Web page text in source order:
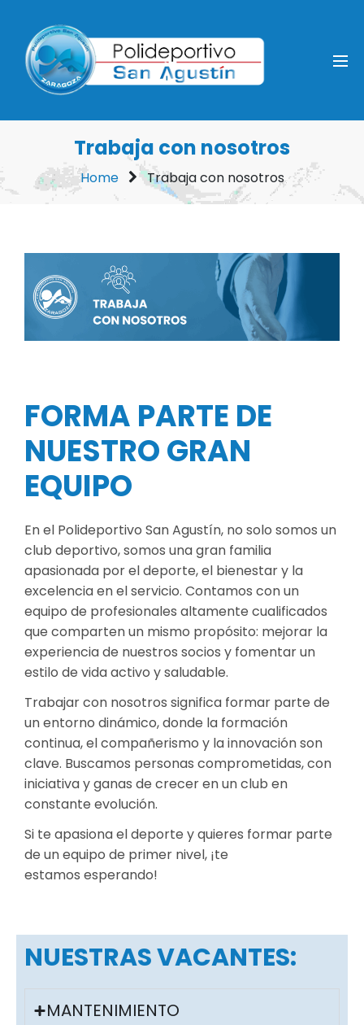
Trabaja con nosotros
Home Trabaja con nosotros
FORMA PARTE DE
NUESTRO GRAN
EQUIPO
En el Polideportivo San Agustín, no solo somos un
club deportivo, somos una gran familia
apasionada por el deporte, el bienestar y la
excelencia en el servicio. Contamos con un
equipo de profesionales altamente cualificados
que comparten un mismo propósito: mejorar la
experiencia de nuestros socios y fomentar un
estilo de vida activo y saludable.
Trabajar con nosotros significa formar parte de
un entorno dinámico, donde la formación
continua, el compañerismo y la innovación son
clave. Buscamos personas comprometidas, con
iniciativa y ganas de crecer en un club en
constante evolución.
Si te apasiona el deporte y quieres formar parte
de un equipo de primer nivel, ¡te
estamos esperando!
NUESTRAS VACANTES:
MANTENIMIENTO